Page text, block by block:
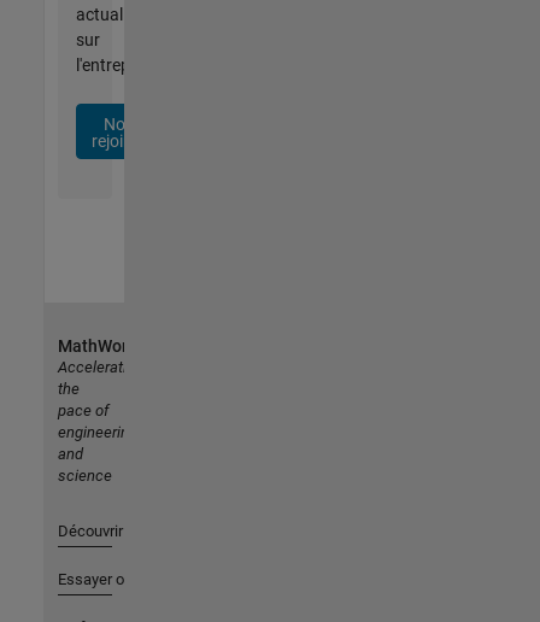
actualités
sur
l'entreprise.
Nous
rejoindre
MathWorks
Accelerating
the
pace of
engineering
and
science
Découvrir les produits
Essayer ou acheter